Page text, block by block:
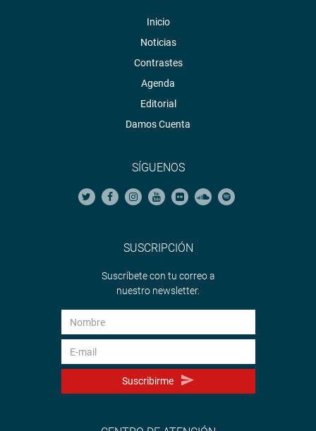
Inicio
Noticias
Contrastes
Agenda
Editorial
Damos Cuenta
SÍGUENOS
SUSCRIPCIÓN
Suscríbete con tu correo a
nuestro newsletter.
Suscribirme